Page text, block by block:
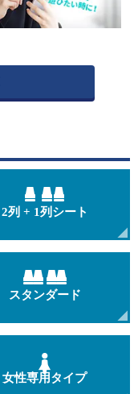
2列 + 1列シート
スタンダード
女性専用タイプ